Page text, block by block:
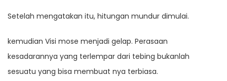
Setelah mengatakan itu, hitungan mundur dimulai.
kemudian Visi mose menjadi gelap. Perasaan
kesadarannya yang terlempar dari tebing bukanlah
sesuatu yang bisa membuat nya terbiasa.